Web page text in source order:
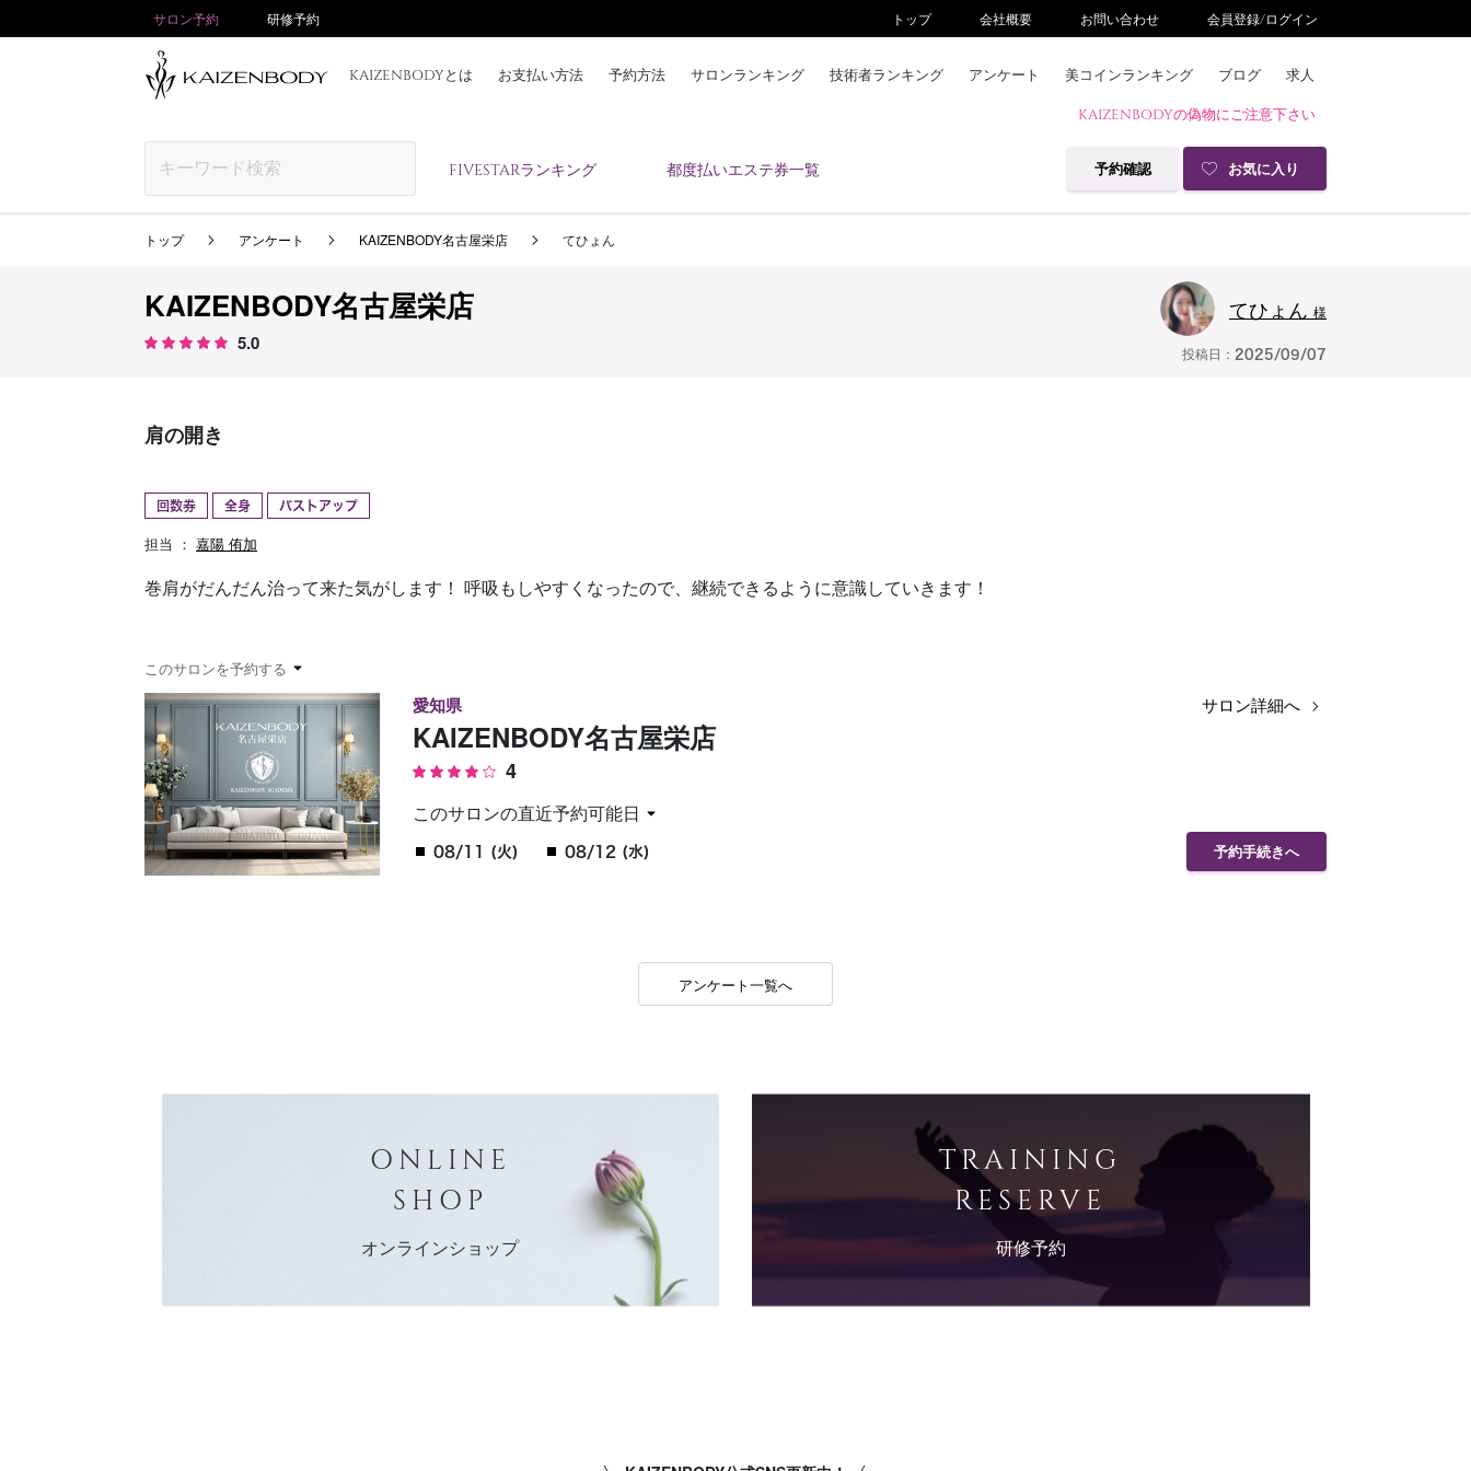
サロン予約 研修予約 トップ 会社概要 お問い合わせ 会員登録/ログイン
KAIZENBODYとは お支払い方法 予約方法 サロンランキング 技術者ランキング アンケート 美コインランキング ブログ 求人
KAIZENBODYの偽物にご注意下さい
FIVESTARランキング 都度払いエステ券一覧 予約確認 お気に入り
お支払い方法
予約方法
予約確認 お気に入り
お問い合わせ
トップ アンケート KAIZENBODY名古屋栄店 てひょん
KAIZENBODY名古屋栄店
5.0
てひょん 様
投稿日： 2025/09/07
肩の開き
回数券 全身 バストアップ
担当 ： 嘉陽 侑加
巻肩がだんだん治って来た気がします！ 呼吸もしやすくなったので、継続できるように意識していきます！
このサロンを予約する
愛知県
KAIZENBODY名古屋栄店
4
このサロンの直近予約可能日
サロン詳細へ
08/11 (火) 08/12 (水) 予約手続きへ
アンケート一覧へ
ONLINE
SHOP
オンラインショップ
TRAINING
RESERVE
研修予約